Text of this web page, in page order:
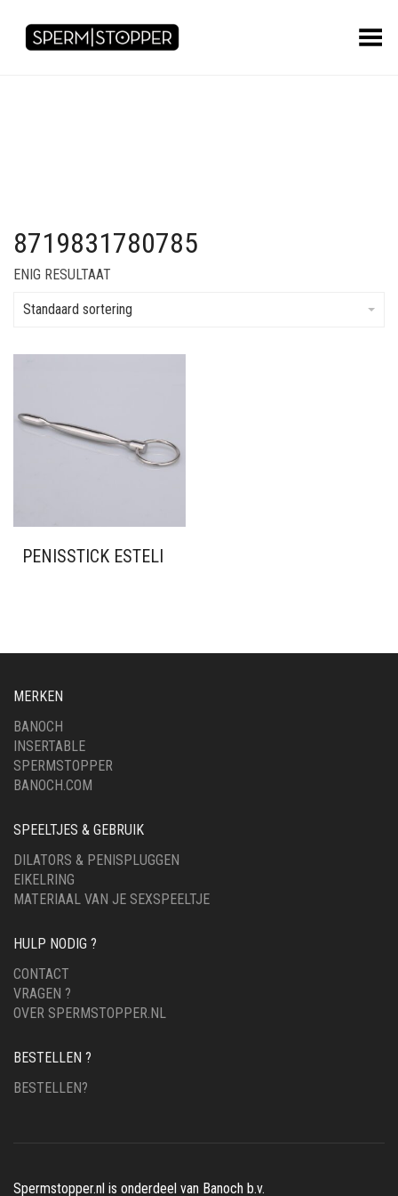
Toggle Menu
8719831780785
ENIG RESULTAAT
Standaard sortering
PENISSTICK ESTELI
MERKEN
BANOCH
INSERTABLE
SPERMSTOPPER
BANOCH.COM
SPEELTJES & GEBRUIK
DILATORS & PENISPLUGGEN
EIKELRING
MATERIAAL VAN JE SEXSPEELTJE
HULP NODIG ?
CONTACT
VRAGEN ?
OVER SPERMSTOPPER.NL
BESTELLEN ?
BESTELLEN?
Spermstopper.nl is onderdeel van Banoch b.v.